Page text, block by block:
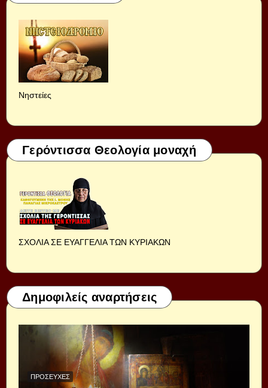
Νηστείες
Γερόντισσα Θεολογία μοναχή
ΣΧΟΛΙΑ ΣΕ ΕΥΑΓΓΕΛΙΑ ΤΩΝ ΚΥΡΙΑΚΩΝ
Δημοφιλείς αναρτήσεις
ΠΡΟΣΕΥΧΈΣ